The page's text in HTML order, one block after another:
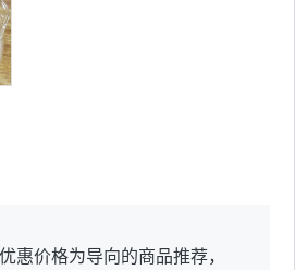
惠价格为导向的商品推荐，